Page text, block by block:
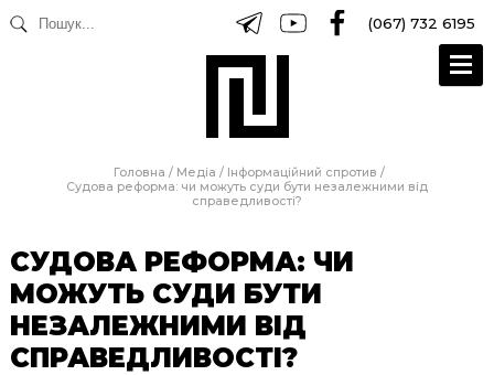
(067) 732 6195
Головна / Медіа / Інформаційний спротив /
Судова реформа: чи можуть суди бути незалежними від
справедливості?
СУДОВА РЕФОРМА: ЧИ
МОЖУТЬ СУДИ БУТИ
НЕЗАЛЕЖНИМИ ВІД
СПРАВЕДЛИВОСТІ?